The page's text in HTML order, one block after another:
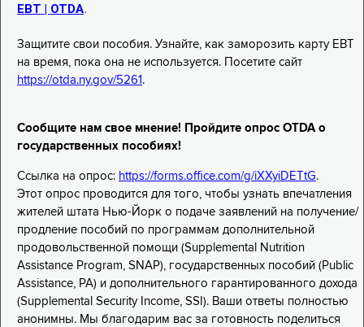
EBT | OTDA.
Защитите свои пособия. Узнайте, как заморозить карту EBT
на время, пока она не используется. Посетите сайт
https://otda.ny.gov/5261 .
Сообщите нам свое мнение! Пройдите опрос OTDA о
государственных пособиях!
Ссылка на опрос: https://forms.office.com/g/iXXyiDETtG.
Этот опрос проводится для того, чтобы узнать впечатления
жителей штата Нью-Йорк о подаче заявлений на получение/
продление пособий по программам дополнительной
продовольственной помощи (Supplemental Nutrition
Assistance Program, SNAP), государственных пособий (Public
Assistance, PA) и дополнительного гарантированного дохода
(Supplemental Security Income, SSI). Ваши ответы полностью
анонимны. Мы благодарим вас за готовность поделиться